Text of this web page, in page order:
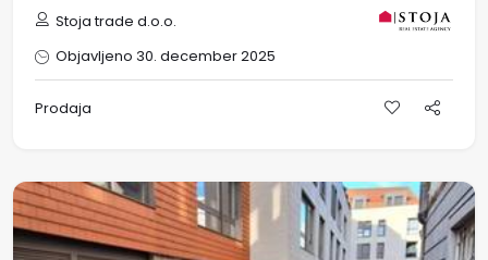
Stoja trade d.o.o.
Objavljeno 30. december 2025
Prodaja